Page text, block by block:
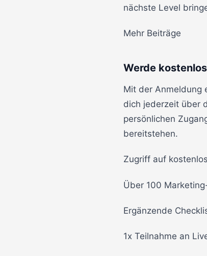
nächste Level
Mehr Beiträge
Werde
Mit der Anmeldung
dich jederzeit über
persönlichen
bereitstehen.
Zugriff auf
Über 100
Ergänzende
1x Teilnahme an